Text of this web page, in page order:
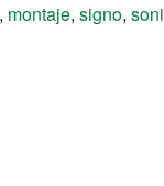
, montaje, signo,